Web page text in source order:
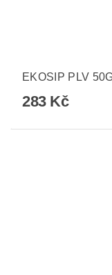
EKOSIP PLV
283 Kč